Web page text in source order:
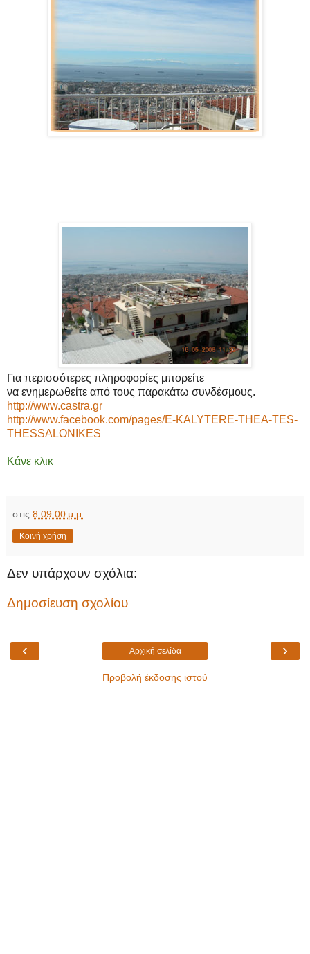
Για περισσότερες πληροφορίες μπορείτε
να ενημερωθείτε από τους παρακάτω συνδέσμους.
http://www.castra.gr
http://www.facebook.com/pages/E-KALYTERE-THEA-TES-
THESSALONIKES
Κάνε κλικ
στις 8:09:00 μ.μ.
Κοινή χρήση
Δεν υπάρχουν σχόλια:
Δημοσίευση σχολίου
‹ ›
Αρχική σελίδα
Προβολή έκδοσης ιστού